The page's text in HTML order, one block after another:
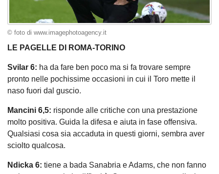
© foto di www.imagephotoagency.it
LE PAGELLE DI ROMA-TORINO
Svilar 6: ha da fare ben poco ma si fa trovare sempre
pronto nelle pochissime occasioni in cui il Toro mette il
naso fuori dal guscio.
Mancini 6,5: risponde alle critiche con una prestazione
molto positiva. Guida la difesa e aiuta in fase offensiva.
Qualsiasi cosa sia accaduta in questi giorni, sembra aver
sciolto qualcosa.
Ndicka 6: tiene a bada Sanabria e Adams, che non fanno